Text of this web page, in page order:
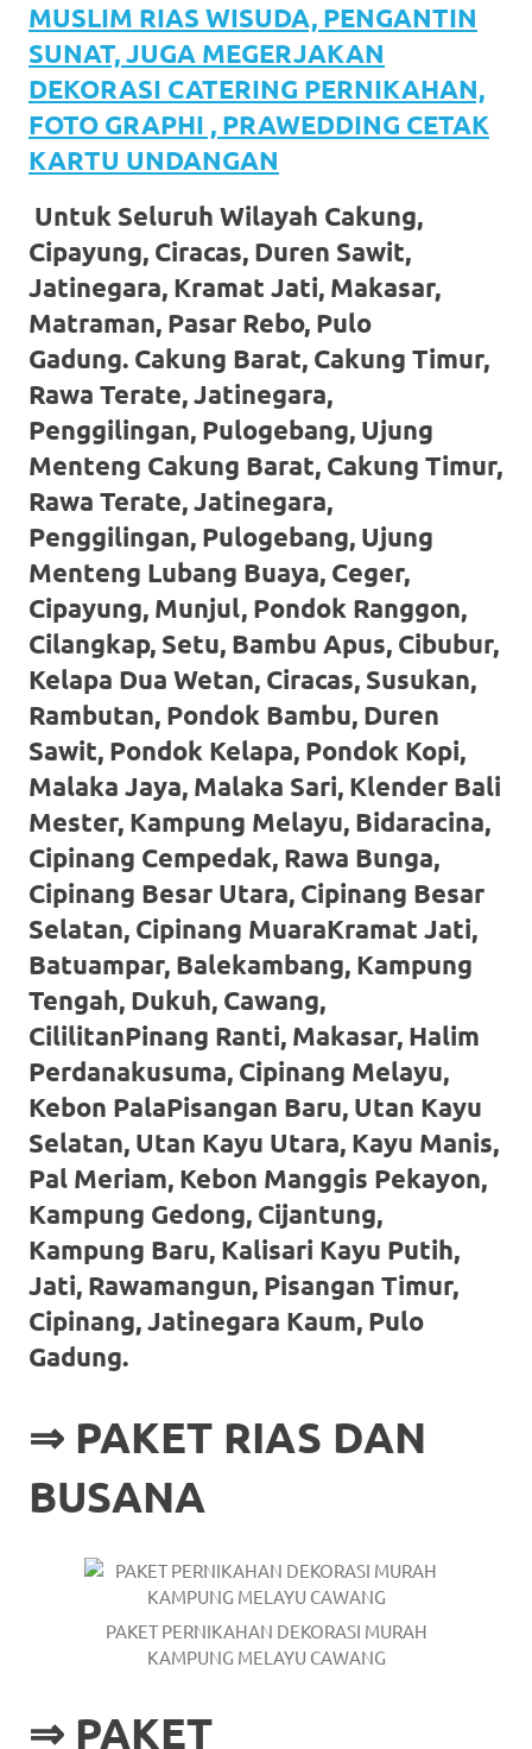
here
replica
watches.
favorite
replica
watches.
24
Hours
Online
replica
rolex.
Discover
More
Here
loanswatches.com.
Wiht
80%
Discount
replica
watches.
click
fake
watches.
Get
the
facts
https://www.stockswatches.com
anchor
https://
this
link
right
https://www.domainwatches.com
MUSLIM RIAS WISUDA, PENGANTIN
SUNAT, JUGA MEGERJAKAN
DEKORASI CATERING PERNIKAHAN,
FOTO GRAPHI , PRAWEDDING CETAK
KARTU UNDANGAN
Untuk Seluruh Wilayah Cakung,
Cipayung, Ciracas, Duren Sawit,
Jatinegara, Kramat Jati, Makasar,
Matraman, Pasar Rebo, Pulo
Gadung. Cakung Barat, Cakung Timur,
Rawa Terate, Jatinegara,
Penggilingan, Pulogebang, Ujung
Menteng Cakung Barat, Cakung Timur,
Rawa Terate, Jatinegara,
Penggilingan, Pulogebang, Ujung
Menteng Lubang Buaya, Ceger,
Cipayung, Munjul, Pondok Ranggon,
Cilangkap, Setu, Bambu Apus, Cibubur,
Kelapa Dua Wetan, Ciracas, Susukan,
Rambutan, Pondok Bambu, Duren
Sawit, Pondok Kelapa, Pondok Kopi,
Malaka Jaya, Malaka Sari, Klender Bali
Mester, Kampung Melayu, Bidaracina,
Cipinang Cempedak, Rawa Bunga,
Cipinang Besar Utara, Cipinang Besar
Selatan, Cipinang MuaraKramat Jati,
Batuampar, Balekambang, Kampung
Tengah, Dukuh, Cawang,
CililitanPinang Ranti, Makasar, Halim
Perdanakusuma, Cipinang Melayu,
Kebon PalaPisangan Baru, Utan Kayu
Selatan, Utan Kayu Utara, Kayu Manis,
Pal Meriam, Kebon Manggis Pekayon,
Kampung Gedong, Cijantung,
Kampung Baru, Kalisari Kayu Putih,
Jati, Rawamangun, Pisangan Timur,
Cipinang, Jatinegara Kaum, Pulo
Gadung.
⇒ PAKET RIAS DAN
BUSANA
PAKET PERNIKAHAN DEKORASI MURAH
KAMPUNG MELAYU CAWANG
⇒ PAKET